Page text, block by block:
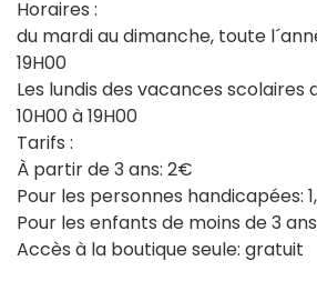
Horaires :
du mardi au dimanche, toute
19H00
Les lundis des vacances scolaires
10H00 à 19H00
Tarifs :
À partir de 3 ans: 2€
Pour les personnes handicapées:
Pour les enfants de moins de 3
Accès à la boutique seule: gratuit